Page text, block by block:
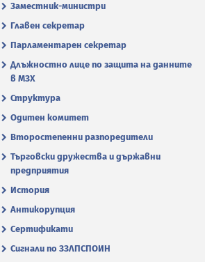
Заместник-министри
Главен секретар
Парламентарен секретар
Длъжностно лице по защита на данните
в МЗХ
Структура
Одитен комитет
Второстепенни разпоредители
Търговски дружества и държавни
предприятия
История
Антикорупция
Сертификати
Сигнали по ЗЗЛПСПОИН